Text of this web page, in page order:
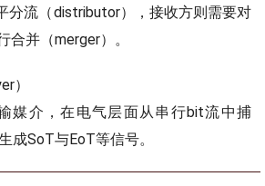
分流（distributor），接收方则需要对
合并（merger）。
）
媒介，在电气层面从串行bit流中捕
成SoT与EoT等信号。